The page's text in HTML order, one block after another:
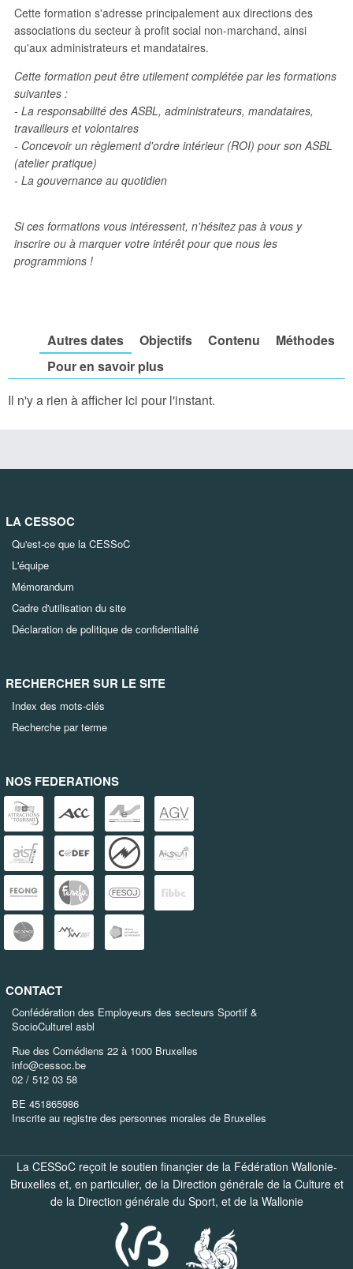
Cette formation s'adresse principalement aux directions des
associations du secteur à profit social non-marchand, ainsi
qu'aux administrateurs et mandataires.
Cette formation peut être utilement complétée par les formations
suivantes :
- La responsabilité des ASBL, administrateurs, mandataires,
travailleurs et volontaires
- Concevoir un règlement d'ordre intérieur (ROI) pour son ASBL
(atelier pratique)
- La gouvernance au quotidien
Si ces formations vous intéressent, n'hésitez pas à vous y
inscrire ou à marquer votre intérêt pour que nous les
programmions !
Autres dates Objectifs Contenu
Méthodes
Pour en savoir plus
Il n'y a rien à afficher ici pour l'instant.
LA CESSOC
Qu'est-ce que la CESSoC
L'équipe
Mémorandum
Cadre d'utilisation du site
Déclaration de politique de confidentialité
RECHERCHER SUR LE SITE
Index des mots-clés
Recherche par terme
NOS FEDERATIONS
CONTACT
Confédération des Employeurs des secteurs Sportif &
SocioCulturel asbl
Rue des Comédiens 22 à 1000 Bruxelles
info@cessoc.be
02 / 512 03 58
BE 451865986
Inscrite au registre des personnes morales de Bruxelles
La CESSoC reçoit le soutien finançier de la Fédération Wallonie-
Bruxelles et, en particulier, de la Direction générale de la Cultureet
de la Direction générale du Sport, et de la Wallonie